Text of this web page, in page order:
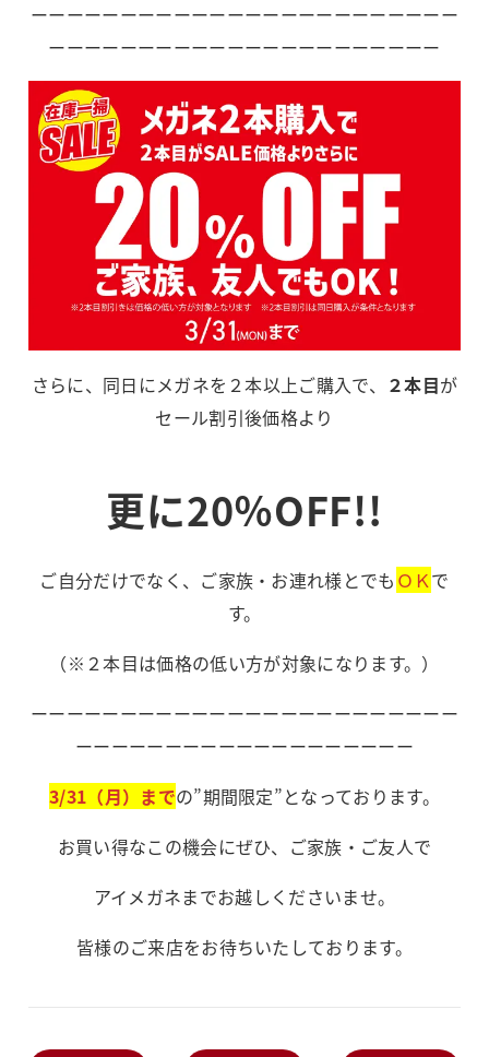
ーーーーーーーーーーーーーーーーーーーーーーーー
ーーーーーーーーーーーーーーーーーーーーーー
さらに、同日にメガネを２本以上ご購入で、 ２本目が
セール割引後価格より
更に20％OFF!!
ご自分だけでなく、ご家族・お連れ様とでも ＯＫで
す。
（※２本目は価格の低い方が対象になります。）
ーーーーーーーーーーーーーーーーーーーーーーーー
ーーーーーーーーーーーーーーーーーーー
3/31（月）までの”期間限定”となっております。
お買い得なこの機会にぜひ、ご家族・ご友人で
アイメガネまでお越しくださいませ。
皆様のご来店をお待ちいたしております。